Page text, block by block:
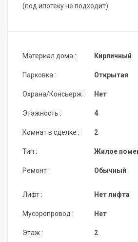
(под ипотеку не подходит)
Материал дома :
Парковка :
Охрана/Консьерж :
Этажность :
Комнат в сделке :
Тип :
Ремонт :
Кирпичный
Открытая
Нет
4
2
Жилое
Обычный
Лифт :
Мусоропровод :
Этаж :
Нет лифта
Нет
2